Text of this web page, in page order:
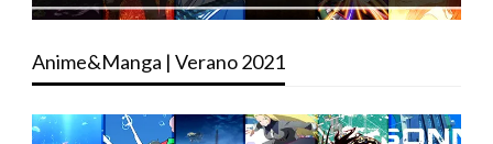
Anime&Manga | Verano 2021